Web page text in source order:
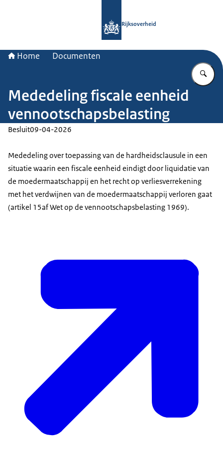
Rijksoverheid
Home Documenten
Mededeling fiscale eenheid
vennootschapsbelasting
Besluit09-04-2026
Mededeling over toepassing van de hardheidsclausule in een
situatie waarin een fiscale eenheid eindigt door liquidatie van
de moedermaatschappij en het recht op verliesverrekening
met het verdwijnen van de moedermaatschappij verloren gaat
(artikel 15af Wet op de vennootschapsbelasting 1969).